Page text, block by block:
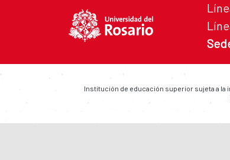
Institución de educación superior sujeta a la